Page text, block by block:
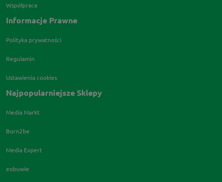
Współpraca
Informacje Prawne
Polityka prywatności
Regulamin
Ustawienia cookies
Najpopularniejsze Sklepy
Media Markt
Born2be
Media Expert
eobuwie